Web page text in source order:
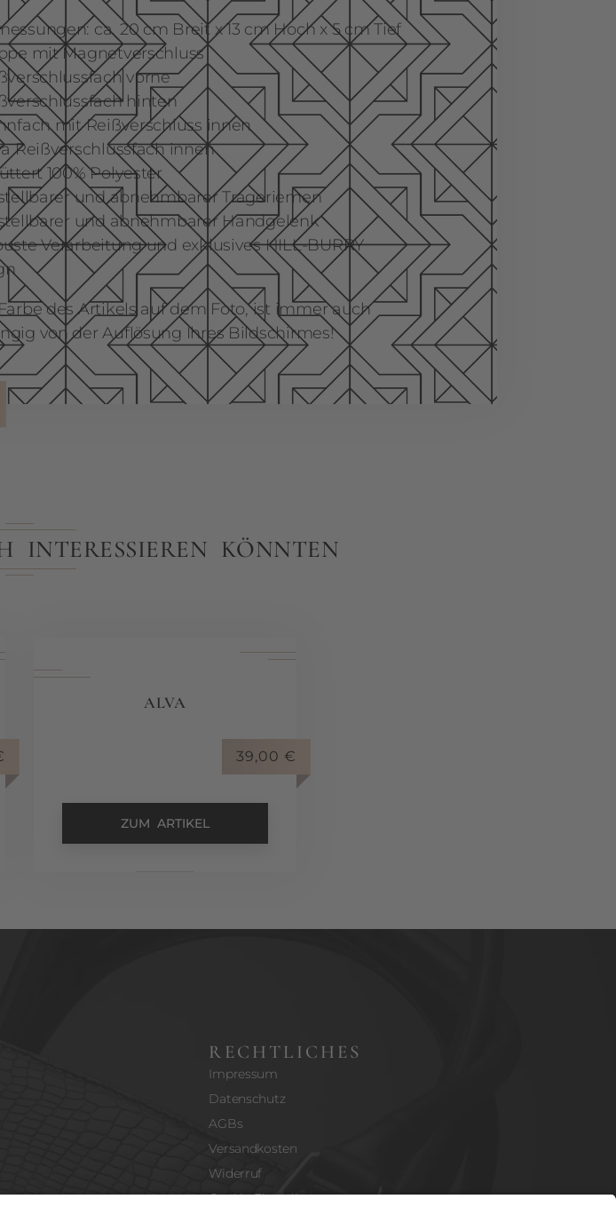
ca. 20 cm Breit x 13 cm Hoch x 5 cm Tief
mit Magnetverschluss
vorne
hinten
mit Reißverschluss innen
Reißverschlussfach innen
100% Polyester
und abnehmbarer Trageriemen
und abnehmbarer Handgelenk
Verarbeitung und exklusives HILL-BURRY
des Artikels auf dem Foto, ist immer auch
von der Auflösung Ihres Bildschirmes!
KÖNNTEN
ALVA
39,00 €
ZUM ARTIKEL
RECHTLICHES
Impressum
Datenschutz
AGBs
Versandkosten
Widerruf
Cookie-Einstellungen